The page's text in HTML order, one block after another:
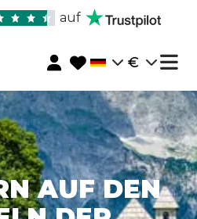
auf
€
AUF DEN